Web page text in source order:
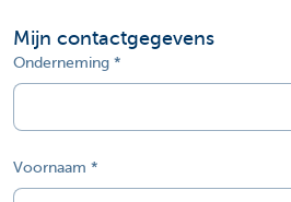
Corporate
Mijn contactgegevens
Onderneming
Voornaam